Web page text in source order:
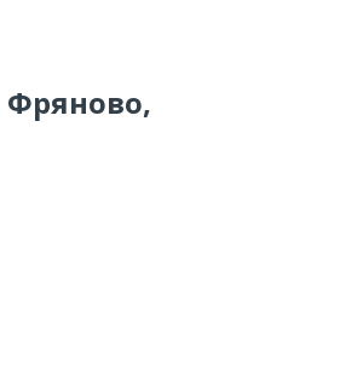
Фряново,